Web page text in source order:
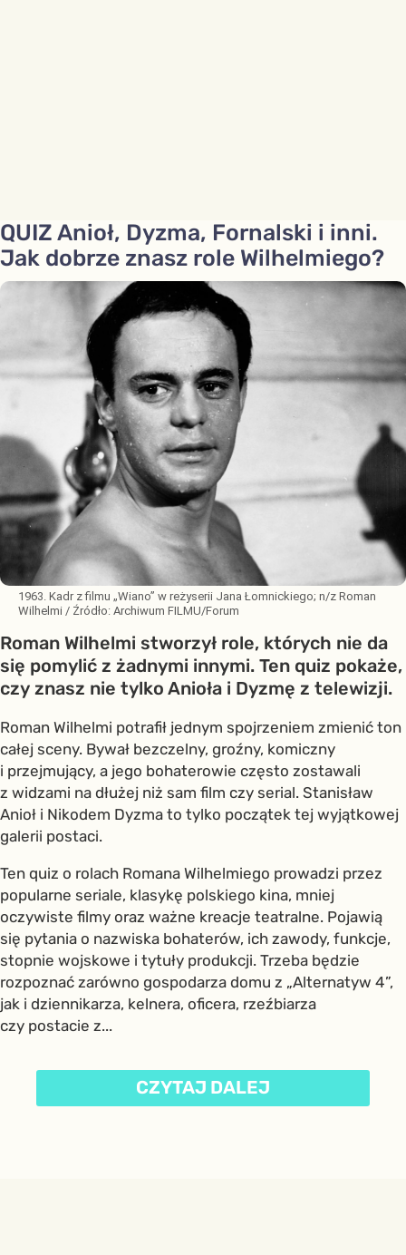
QUIZ Anioł, Dyzma, Fornalski i inni.
Jak dobrze znasz role Wilhelmiego?
1963. Kadr z filmu „Wiano” w reżyserii Jana Łomnickiego; n/z Roman
Wilhelmi / Źródło: Archiwum FILMU/Forum
Roman Wilhelmi stworzył role, których nie da
się pomylić z żadnymi innymi. Ten quiz pokaże,
czy znasz nie tylko Anioła i Dyzmę z telewizji.
Roman Wilhelmi potrafił jednym spojrzeniem zmienić ton
całej sceny. Bywał bezczelny, groźny, komiczny
i przejmujący, a jego bohaterowie często zostawali
z widzami na dłużej niż sam film czy serial. Stanisław
Anioł i Nikodem Dyzma to tylko początek tej wyjątkowej
galerii postaci.
Ten quiz o rolach Romana Wilhelmiego prowadzi przez
popularne seriale, klasykę polskiego kina, mniej
oczywiste filmy oraz ważne kreacje teatralne. Pojawią
się pytania o nazwiska bohaterów, ich zawody, funkcje,
stopnie wojskowe i tytuły produkcji. Trzeba będzie
rozpoznać zarówno gospodarza domu z „Alternatyw 4”,
jak i dziennikarza, kelnera, oficera, rzeźbiarza
czy postacie z...
CZYTAJ DALEJ